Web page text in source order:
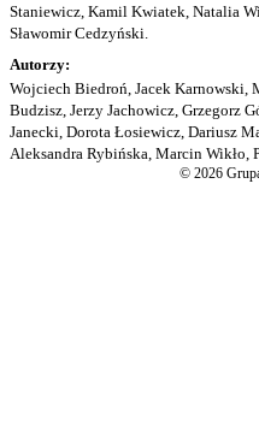
Staniewicz, Kamil Kwiatek, Natalia
Sławomir Cedzyński.
Autorzy:
Wojciech Biedroń, Jacek Karnowski,
Budzisz, Jerzy Jachowicz, Grzegorz
Janecki, Dorota Łosiewicz, Dariusz
Aleksandra Rybińska, Marcin Wikło,
© 2026